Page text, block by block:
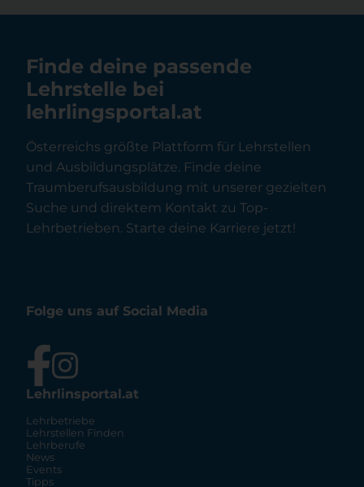
Finde deine passende
Lehrstelle bei
lehrlingsportal.at
Österreichs größte Plattform für Lehrstellen
und Ausbildungsplätze. Finde deine
Traumberufsausbildung mit unserer gezielten
Suche und direktem Kontakt zu Top-
Lehrbetrieben. Starte deine Karriere jetzt!
Folge uns auf Social Media
Lehrlinsportal.at
Lehrbetriebe
Lehrstellen Finden
Lehrberufe
News
Events
Tipps